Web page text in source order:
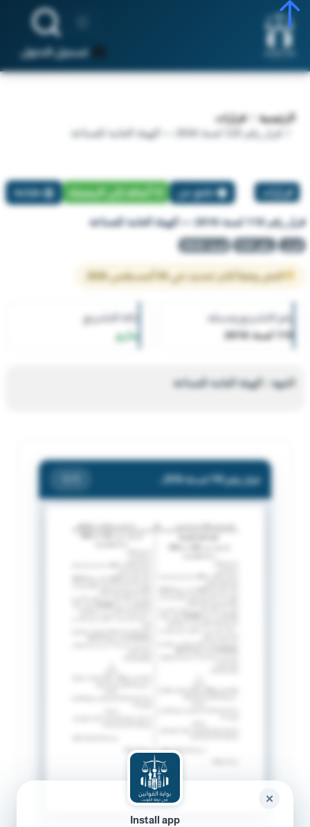
تسجيل الدخول
الرئيسية
قرارات
قرار رقم 110 لسنة 2016 — الهيئة العامة للصناعة
قرارات تبليغ عن أضافة إلي المفضلة طباعة
قرار رقم 110 لسنة 2016 — الهيئة العامة للصناعة
قرار رقم 110 لسنة 2016
النص وفقاً لآخر تحديث في 04 أغسطس 2026
رقم التشريع وسنته
110 لسنة 2016
حالة التشريع
ساري
الجهة : الهيئة العامة للصناعة
Install app
✕